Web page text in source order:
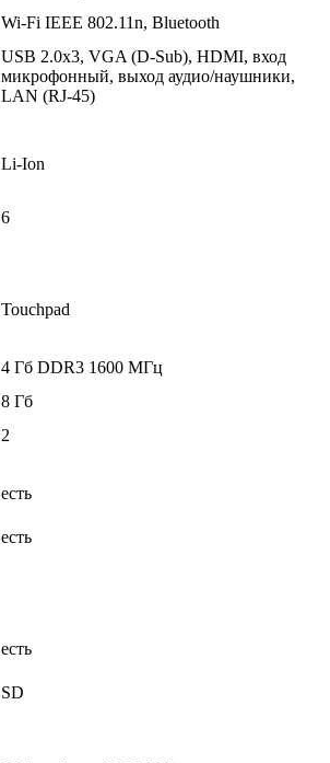
Wi-Fi IEEE 802.11n, Bluetooth
USB 2.0x3, VGA (D-Sub), HDMI, вход
микрофонный, выход аудио/наушники,
LAN (RJ-45)
Li-Ion
6
Touchpad
4 Гб DDR3 1600 МГц
8 Гб
2
есть
есть
есть
SD